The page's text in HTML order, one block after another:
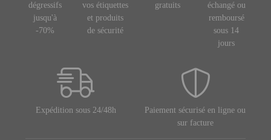
dégressifs
jusqu'à
-70%
vos étiquettes
et produits
de sécurité
gratuits
échangé ou
remboursé
sous 14
jours
Expédition sous 24/48h
Paiement sécurisé en ligne ou
sur facture